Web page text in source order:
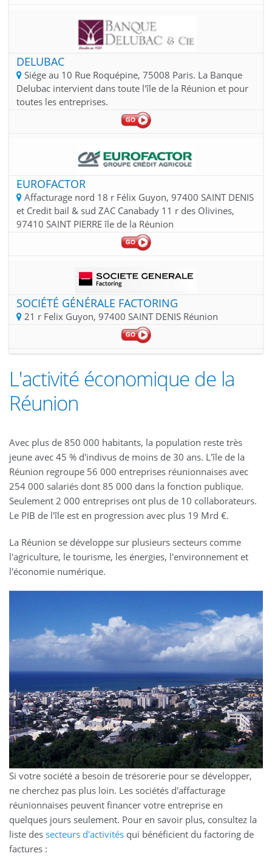
DELUBAC
Siége au 10 Rue Roquépine, 75008 Paris. La Banque
Delubac intervient dans toute l'île de la Réunion et pour
toutes les entreprises.
EUROFACTOR
Affacturage nord 18 r Félix Guyon, 97400 SAINT DENIS
et Credit bail & sud ZAC Canabady 11 r des Olivines,
97410 SAINT PIERRE île de la Réunion
SOCIÉTÉ GÉNÉRALE FACTORING
21 r Felix Guyon, 97400 SAINT DENIS Réunion
L'activité économique de la
Réunion
Avec plus de 850 000 habitants, la population reste très
jeune avec 45 % d'indivus de moins de 30 ans. L'île de la
Réunion regroupe 56 000 entreprises réunionnaises avec
254 000 salariés dont 85 000 dans la fonction publique.
Seulement 2 000 entreprises ont plus de 10 collaborateurs.
Le PIB de l'île est en progression avec plus 19 Mrd €.
La Réunion se développe sur plusieurs secteurs comme
l'agriculture, le tourisme, les énergies, l'environnement et
l'économie numérique.
Si votre société a besoin de trésorerie pour se développer,
ne cherchez pas plus loin. Les sociétés d'affacturage
réunionnaises peuvent financer votre entreprise en
quelques jours seulement. Pour en savoir plus, consultez la
liste des secteurs d'activités qui bénéficient du factoring de
factures :